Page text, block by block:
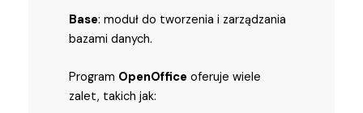
Base: moduł do tworzenia i zarządzania
bazami danych.
Program OpenOffice oferuje wiele
zalet, takich jak: